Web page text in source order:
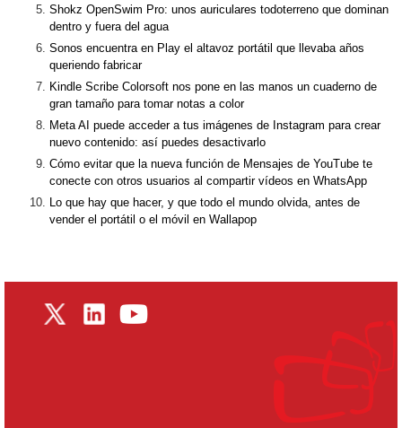
Shokz OpenSwim Pro: unos auriculares todoterreno que dominan
dentro y fuera del agua
Sonos encuentra en Play el altavoz portátil que llevaba años
queriendo fabricar
Kindle Scribe Colorsoft nos pone en las manos un cuaderno de
gran tamaño para tomar notas a color
Meta AI puede acceder a tus imágenes de Instagram para crear
nuevo contenido: así puedes desactivarlo
Cómo evitar que la nueva función de Mensajes de YouTube te
conecte con otros usuarios al compartir vídeos en WhatsApp
Lo que hay que hacer, y que todo el mundo olvida, antes de
vender el portátil o el móvil en Wallapop